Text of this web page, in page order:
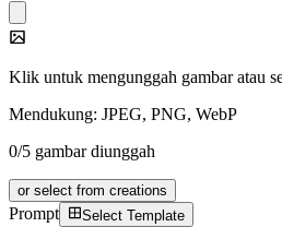
Klik untuk mengunggah gambar atau
Mendukung: JPEG, PNG, WebP
0/5 gambar diunggah
or select from creations
Prompt Select Template